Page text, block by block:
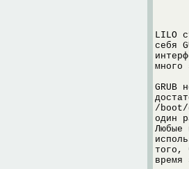
LILO
себя
много
GRUB
/boot/
один
Любые
того,
время